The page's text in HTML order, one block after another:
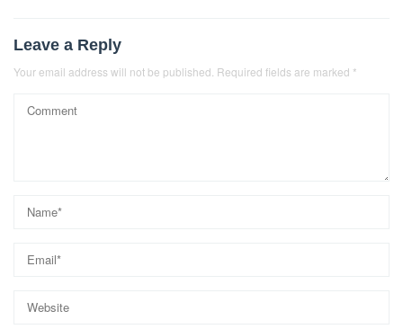
Leave a Reply
Your email address will not be published. Required fields are marked *